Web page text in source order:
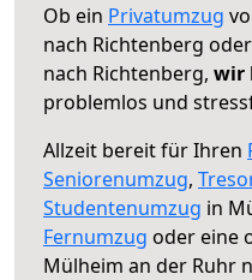
Ob ein Privatumzug
nach Richtenberg
nach Richtenberg, wir
problemlos und
Allzeit bereit für Ihren
Seniorenumzug,
Studentenumzug in
Fernumzug oder eine
Mülheim an der Ruhr